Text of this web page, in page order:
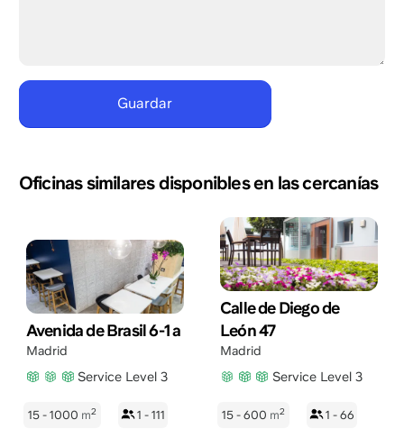
Oficinas similares disponibles en las cercanías
Avenida de Brasil 6-1 a
Madrid
Service Level 3
15 - 1000 m2 1 - 111
Calle de Diego de
León 47
Madrid
Service Level 3
15 - 600 m2 1 - 66